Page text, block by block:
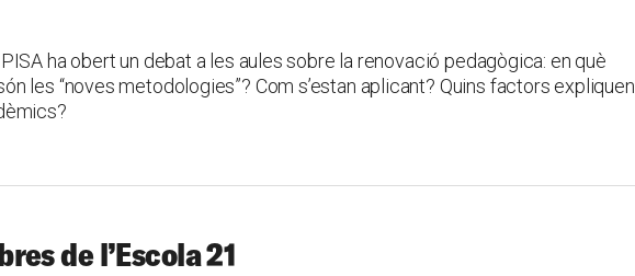
ha obert un debat a les aules sobre la renovació pedagògica: en què
les “noves metodologies”? Com s’estan aplicant? Quins factors expliquen
de l’Escola 21